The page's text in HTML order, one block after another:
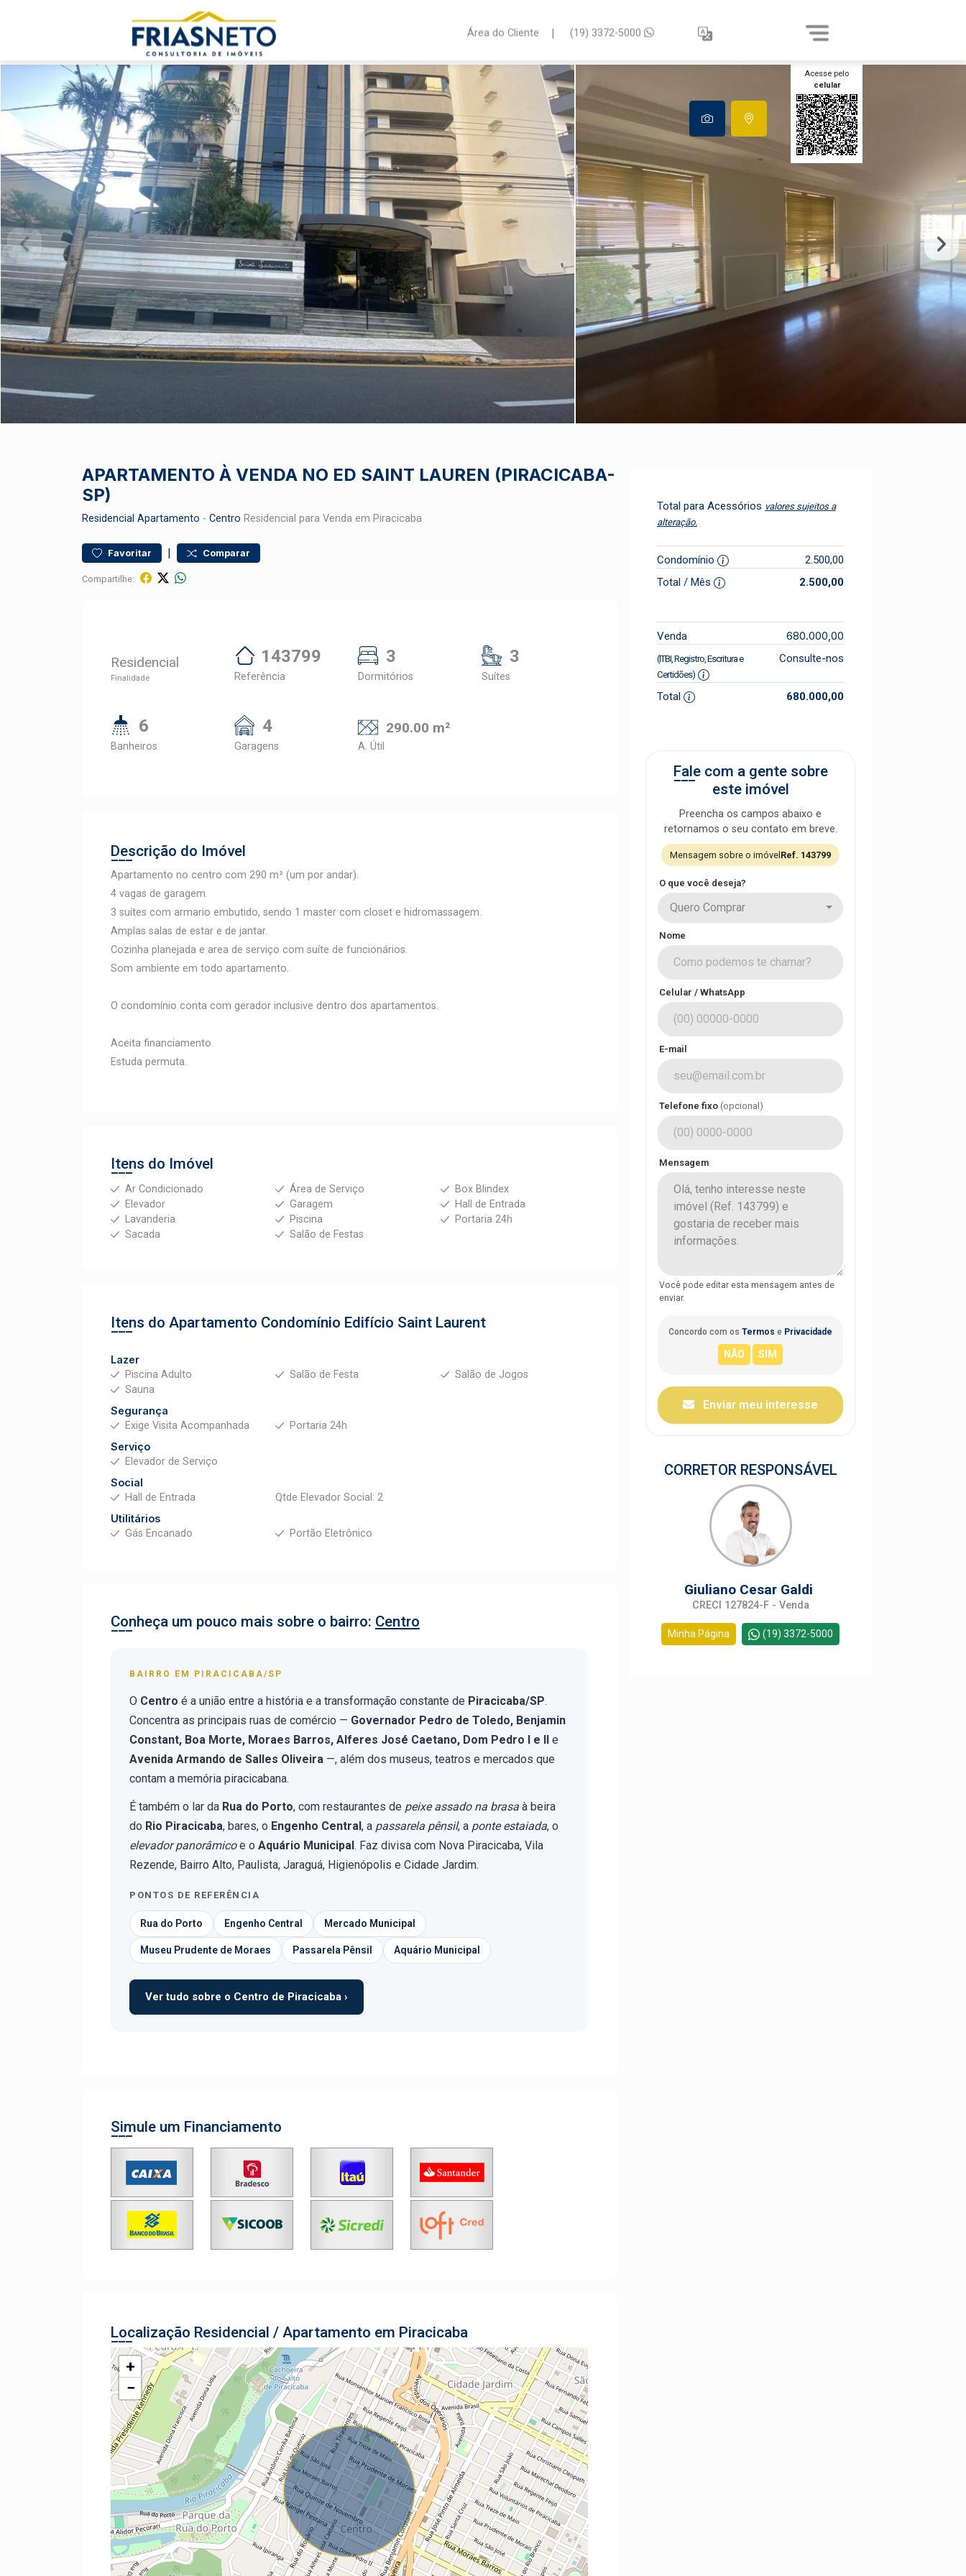
Área do Cliente | (19) 3372-5000
Acesse pelo
celular
APARTAMENTO À VENDA NO ED SAINT LAUREN (PIRACICABA-
SP)
Residencial Apartamento - Centro Residencial para Venda em Piracicaba
Favoritar | Comparar
Compartilhe:
Residencial
Finalidade
143799
Referência
3
Dormitórios
3
Suítes
6
Banheiros
4
Garagens
290.00 m²
A. Útil
Descrição do Imóvel
Apartamento no centro com 290 m² (um por andar).
4 vagas de garagem.
3 suítes com armario embutido, sendo 1 master com closet e hidromassagem.
Amplas salas de estar e de jantar.
Cozinha planejada e area de serviço com suíte de funcionários.
Som ambiente em todo apartamento.
O condomínio conta com gerador inclusive dentro dos apartamentos.
Aceita financiamento.
Estuda permuta.
Itens do Imóvel
Ar Condicionado Área de Serviço
Box Blindex
Elevador
Garagem
Hall de Entrada
Lavanderia
Piscina
Portaria 24h
Sacada
Salão de Festas
Itens do Apartamento Condomínio Edifício Saint Laurent
Lazer
Piscina Adulto
Salão de Festa
Salão de Jogos
Sauna
Segurança
Exige Visita Acompanhada
Portaria 24h
Serviço
Elevador de Serviço
Social
Hall de Entrada
Qtde Elevador Social: 2
Utilitários
Gás Encanado
Portão Eletrônico
Conheça um pouco mais sobre o bairro: Centro
BAIRRO EM PIRACICABA/SP
O Centro é a união entre a história e a transformação constante de Piracicaba/SP.
Concentra as principais ruas de comércio — Governador Pedro de Toledo, Benjamin
Constant, Boa Morte, Moraes Barros, Alferes José Caetano, Dom Pedro I e II e
Avenida Armando de Salles Oliveira —, além dos museus, teatros e mercados que
contam a memória piracicabana.
É também o lar da Rua do Porto, com restaurantes de peixe assado na brasa à beira
do Rio Piracicaba, bares, o Engenho Central, a passarela pênsil, a ponte estaiada, o
elevador panorâmicoe o Aquário Municipal. Faz divisa com Nova Piracicaba, Vila
Rezende, Bairro Alto, Paulista, Jaraguá, Higienópolis e Cidade Jardim.
PONTOS DE REFERÊNCIA
Rua do Porto Engenho Central Mercado Municipal
Museu Prudente de Moraes Passarela Pênsil Aquário Municipal
Ver tudo sobre o Centro de Piracicaba ›
Simule um Financiamento
Localização Residencial / Apartamento em Piracicaba
+
−
Total para Acessórios valores sujeitos a
alteração.
Condomínio
2.500,00
Total / Mês
2.500,00
Venda 680.000,00
(ITBI, Registro, Escritura e
Certidões)
Consulte-nos
Total 680.000,00
Fale com a gente sobre
este imóvel
Preencha os campos abaixo e
retornamos o seu contato em breve.
Mensagem sobre o imóvel Ref. 143799
O que você deseja?
Quero Comprar
Nome
Celular / WhatsApp
E-mail
Telefone fixo (opcional)
Mensagem
Você pode editar esta mensagem antes de
enviar.
Concordo com os Termos e Privacidade
Enviar meu interesse
CORRETOR RESPONSÁVEL
Giuliano Cesar Galdi
CRECI 127824-F - Venda
Minha Página (19) 3372-5000